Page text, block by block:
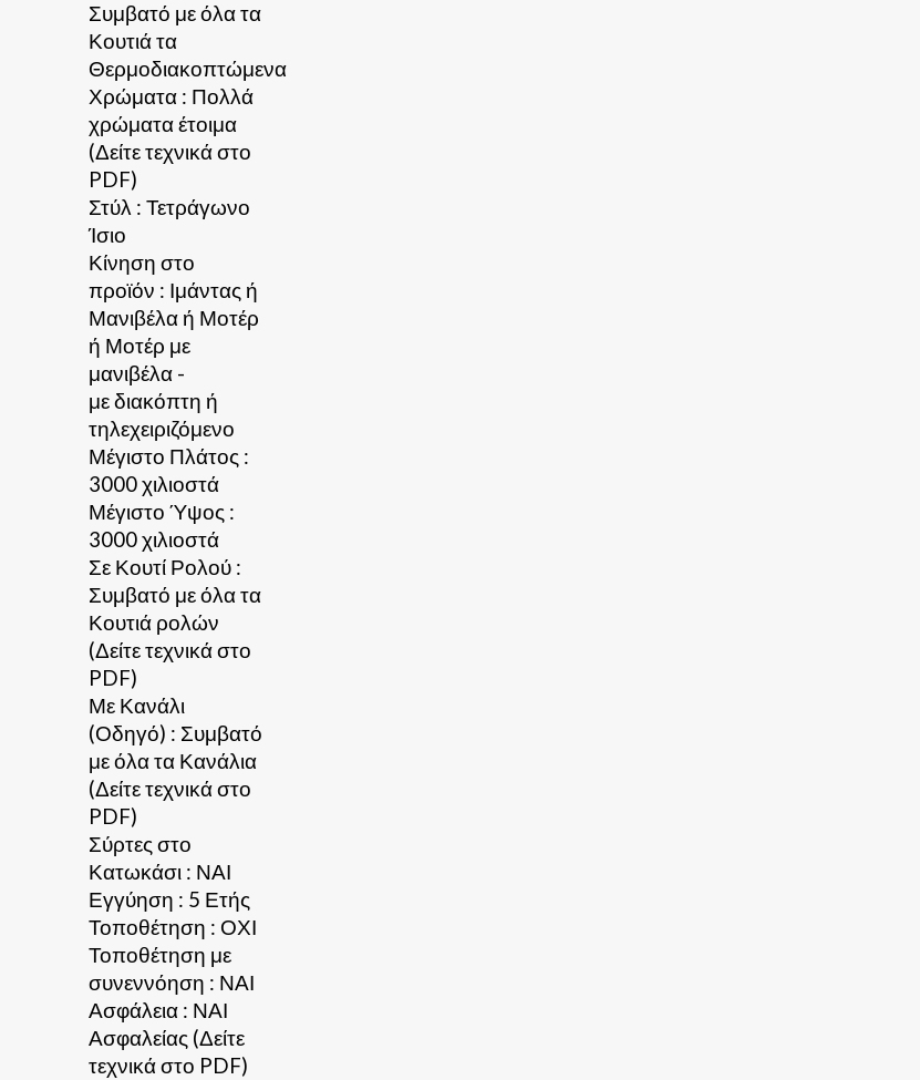
Συμβατό με όλα τα
Κουτιά τα
Θερμοδιακοπτώμενα
Χρώματα : Πολλά
χρώματα έτοιμα
(Δείτε τεχνικά στο
PDF)
Στύλ : Τετράγωνο
Ίσιο
Κίνηση στο
προϊόν : Ιμάντας ή
Μανιβέλα ή Μοτέρ
ή Μοτέρ με
μανιβέλα -
με διακόπτη ή
τηλεχειριζόμενο
Μέγιστο Πλάτος :
3000 χιλιοστά
Μέγιστο Ύψος :
3000 χιλιοστά
Σε Κουτί Ρολού :
Συμβατό με όλα τα
Κουτιά ρολών
(Δείτε τεχνικά στο
PDF)
Με Κανάλι
(Οδηγό) : Συμβατό
με όλα τα Κανάλια
(Δείτε τεχνικά στο
PDF)
Σύρτες στο
Κατωκάσι : ΝΑΙ
Εγγύηση : 5 Ετής
Τοποθέτηση : ΟΧΙ
Τοποθέτηση με
συνεννόηση : ΝΑΙ
Ασφάλεια : ΝΑΙ
Ασφαλείας (Δείτε
τεχνικά στο PDF)